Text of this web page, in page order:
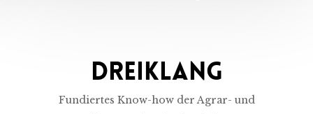
Dreiklang
Fundiertes Know-how der Agrar- und